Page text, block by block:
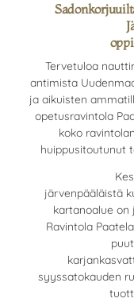
Tervetuloa
antimista
ja aikuisten
opetusravintola
koko
huippusitoutunut
järvenpääläistä
kartanoalue on
Ravintola
syyssatokauden